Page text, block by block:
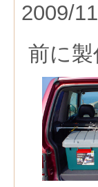
2009/
前に